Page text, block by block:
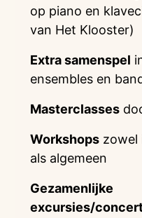
op piano en
van Het Klooster)
Extra samenspel
ensembles en
Masterclasses
Workshopszowel
als algemeen
Gezamenlijke
excursies/